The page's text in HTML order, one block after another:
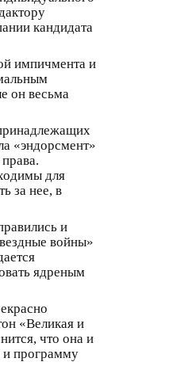
кандидата
импичмента и
он весьма
«эндорсмент»
для
за нее, в
и
войны»
ядреным
«Великая и
что она и
и программу